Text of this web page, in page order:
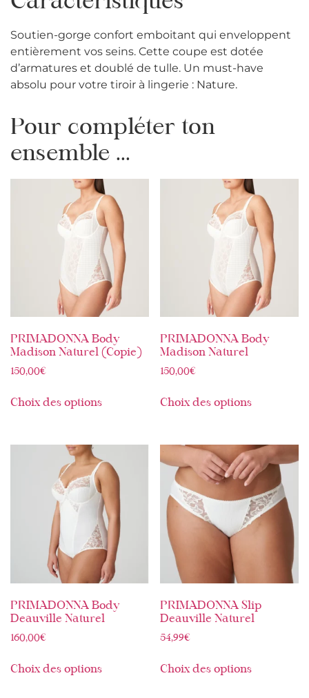
Soutien-gorge confort emboitant qui enveloppent
entièrement vos seins. Cette coupe est dotée
d’armatures et doublé de tulle. Un must-have
absolu pour votre tiroir à lingerie : Nature.
Pour compléter ton
ensemble ...
PRIMADONNA Body
Madison Naturel (Copie)
150,00€
Choix des options
PRIMADONNA Body
Madison Naturel
150,00€
Choix des options
PRIMADONNA Body
Deauville Naturel
160,00€
Choix des options
PRIMADONNA Slip
Deauville Naturel
54,99€
Choix des options